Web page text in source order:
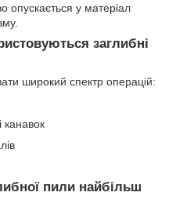
опускається у матеріал
заглибні
широкий спектр операцій:
канавок
пили найбільш